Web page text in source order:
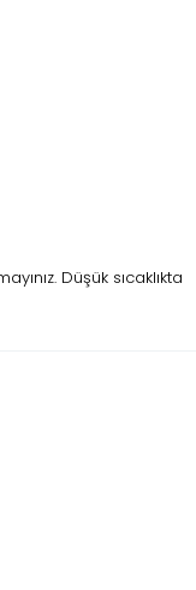
Düşük sıcaklıkta